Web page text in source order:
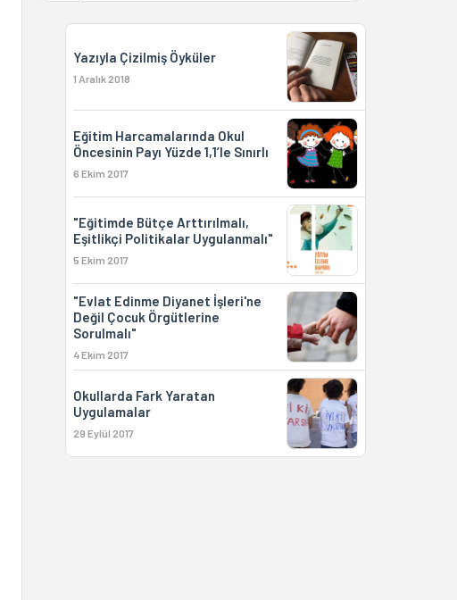
Yazıyla Çizilmiş Öyküler
1 Aralık 2018
Eğitim Harcamalarında Okul
Öncesinin Payı Yüzde 1,1’le Sınırlı
6 Ekim 2017
"Eğitimde Bütçe Arttırılmalı,
Eşitlikçi Politikalar Uygulanmalı"
5 Ekim 2017
"Evlat Edinme Diyanet İşleri'ne
Değil Çocuk Örgütlerine
Sorulmalı"
4 Ekim 2017
Okullarda Fark Yaratan
Uygulamalar
29 Eylül 2017